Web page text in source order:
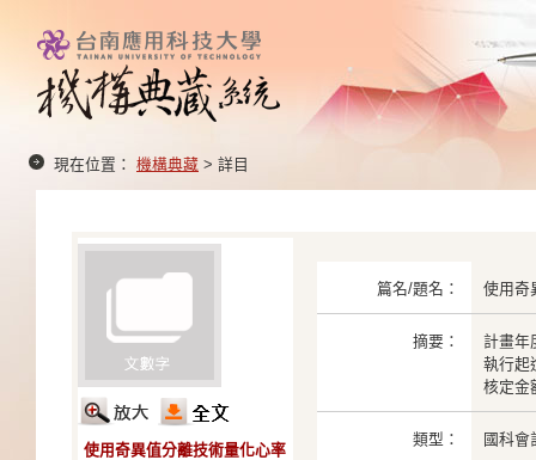
現在位置： 機構典藏 > 詳目
使用奇異值分離技術量化心率
篇名/題名： 使用奇
摘要：
計畫年
執行起
核定金
類型： 國科會